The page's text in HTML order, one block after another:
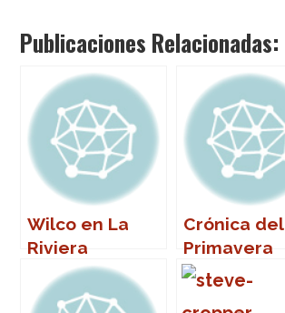
Publicaciones Relacionadas:
Wilco en La
Riviera
(Madrid)
Crónica del
Primavera
Sound 2007